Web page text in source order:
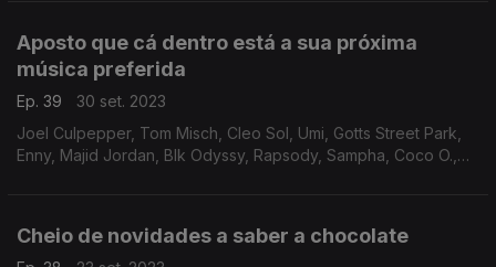
Aposto que cá dentro está a sua próxima
música preferida
Ep. 39
30 set. 2023
Joel Culpepper, Tom Misch, Cleo Sol, Umi, Gotts Street Park,
Enny, Majid Jordan, Blk Odyssy, Rapsody, Sampha, Coco O.,
Cheio de novidades a saber a chocolate